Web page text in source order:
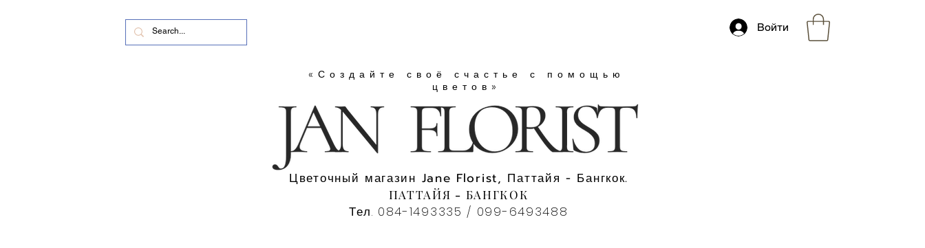
Войти
«Создайте своё счастье с помощью
цветов»
Цветочный магазин Jane Florist, Паттайя - Бангкок.
ПАТТАЙЯ - БАНГКОК
Тел. 084-1493335 / 099-6493488